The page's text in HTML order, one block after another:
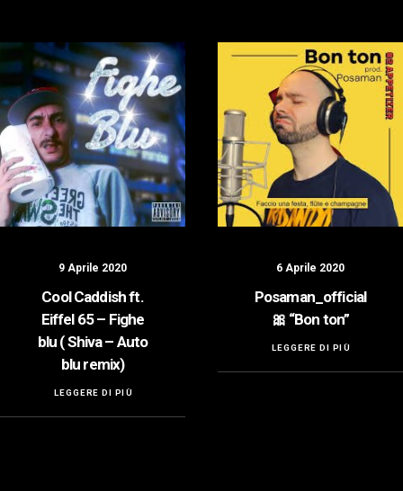
9 Aprile 2020
Cool Caddish ft.
Eiffel 65 – Fighe
blu ( Shiva – Auto
blu remix)
LEGGERE DI PIÙ
6 Aprile 2020
Posaman_official
🎀 “Bon ton”
LEGGERE DI PIÙ